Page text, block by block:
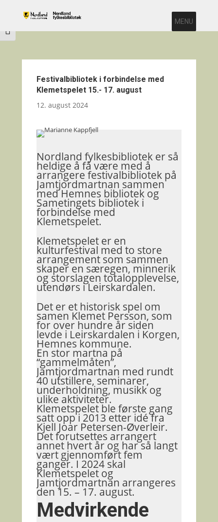
Veksle høykontrast
Veksle skriftstørrelse
MENU
Festivalbibliotek i forbindelse med
Klemetspelet 15.- 17. august
12. august 2024
Nordland fylkesbibliotek er så
heldige å få være med å
arrangere festivalbibliotek på
Jamtjordmartnan sammen
med Hemnes bibliotek og
Sametingets bibliotek i
forbindelse med
Klemetspelet.
Klemetspelet er en
kulturfestival med to store
arrangement som sammen
skaper en særegen, minnerik
og storslagen totalopplevelse,
utendørs i Leirskardalen.
Det er et historisk spel om
samen Klemet Persson, som
for over hundre år siden
levde i Leirskardalen i Korgen,
Hemnes kommune.
En stor martna på
“gammelmåten”,
Jamtjordmartnan med rundt
40 utstillere, seminarer,
underholdning, musikk og
ulike aktiviteter.
Klemetspelet ble første gang
satt opp i 2013 etter idé fra
Kjell Joar Petersen-Øverleir.
Det forutsettes arrangert
annet hvert år og har så langt
vært gjennomført fem
ganger. I 2024 skal
Klemetspelet og
Jamtjordmartnan arrangeres
den 15. – 17. august.
Medvirkende